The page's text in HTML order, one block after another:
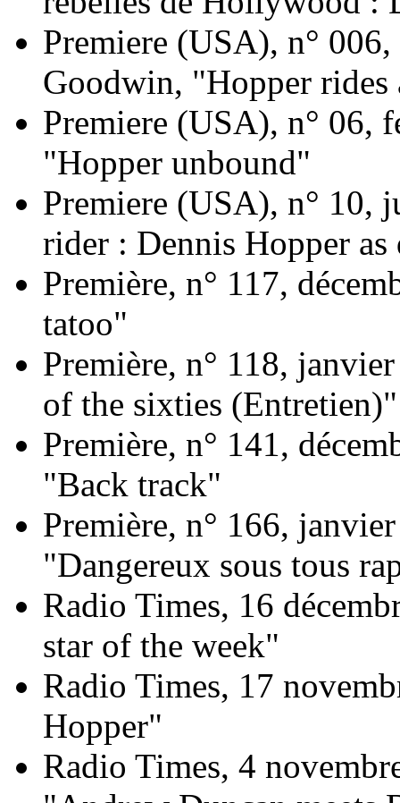
Premiere (USA), n°
Goodwin, "Hopper rides
Premiere (USA), n° 06,
"Hopper unbound"
Premiere (USA), n° 10,
rider : Dennis Hopper
Première, n° 117,
tatoo"
Première, n° 118,
of the sixties (Entretien)"
Première, n° 141,
"Back track"
Première, n° 166,
"Dangereux sous tous
Radio Times, 16
star of the week"
Radio Times, 17
Hopper"
Radio Times, 4